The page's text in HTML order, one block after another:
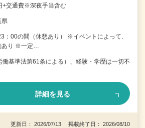
+交通費※深夜手当含む
県
：00の間（休憩あり） ※イベントによって、
あり ※一定…
働基準法第61条による）、経験・学歴は一切不
詳細を見る
更新日： 2026/07/13 掲載終了日： 2026/08/10